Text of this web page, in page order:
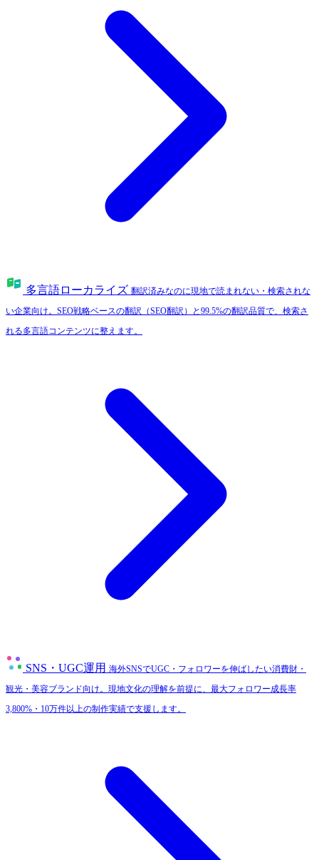
多言語ローカライズ 翻訳済みなのに現地で読まれない・検索されな
い企業向け。SEO戦略ベースの翻訳（SEO翻訳）と99.5%の翻訳品質で、検索さ
れる多言語コンテンツに整えます。
SNS・UGC運用 海外SNSでUGC・フォロワーを伸ばしたい消費財・
観光・美容ブランド向け。現地文化の理解を前提に、最大フォロワー成長率
3,800%・10万件以上の制作実績で支援します。